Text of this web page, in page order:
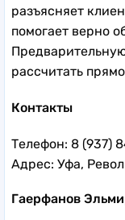
разъясняет
помогает верно
рассчитать
Контакты
Телефон: 8 (937)
Адрес: Уфа,
Гаерфанов